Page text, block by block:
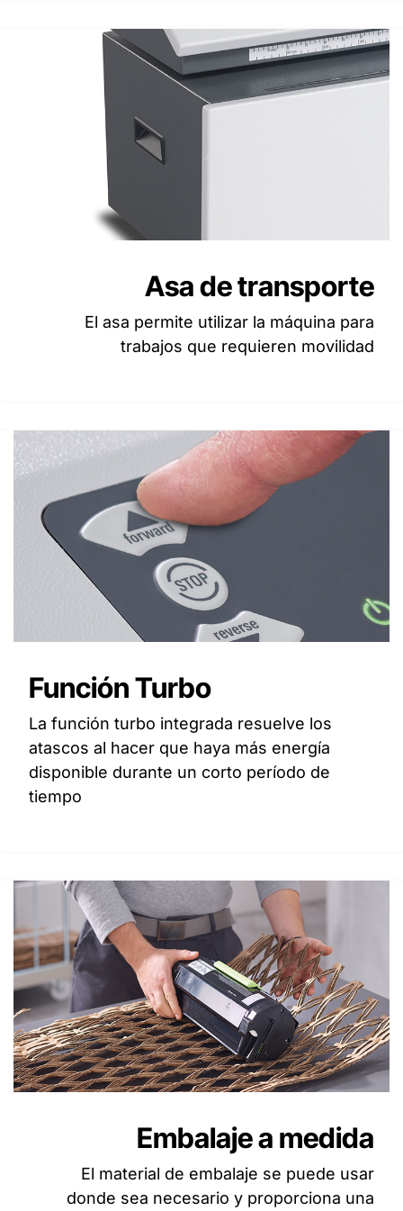
Asa de transporte
El asa permite utilizar la máquina para
trabajos que requieren movilidad
Función Turbo
La función turbo integrada resuelve los
atascos al hacer que haya más energía
disponible durante un corto período de
tiempo
Embalaje a medida
El material de embalaje se puede usar
donde sea necesario y proporciona una